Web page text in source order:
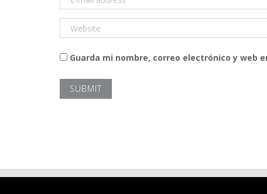
Guarda mi nombre, correo electrónico y web